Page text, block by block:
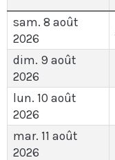
sam. 8 août
2026
dim. 9 août
2026
lun. 10 août
2026
mar. 11 août
2026